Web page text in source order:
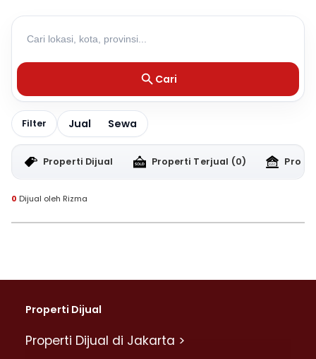
Cari
Filter Jual Sewa
Properti Dijual Properti Terjual (0)
0 Dijual oleh Rizma
Properti Dijual
Properti Dijual di Jakarta >